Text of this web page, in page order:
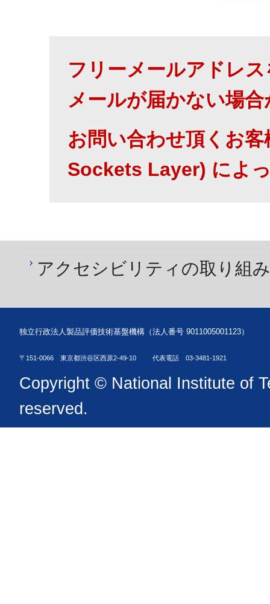
フリーメールアドレ
メールが届かない場
お問い合わせ頂くお
Sockets Layer) によ
アクセシビリティの取り組
独立行政法人製品評価技術基盤機構（法人番号 9011005001123）
〒151-0066 東京都渋谷区西原2-49-10 代表電話 03-3481-1921
Copyright © National Institute of
reserved.